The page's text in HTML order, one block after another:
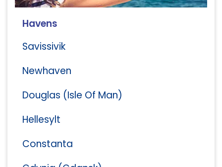
Havens
Savissivik
Newhaven
Douglas (Isle Of Man)
Hellesylt
Constanta